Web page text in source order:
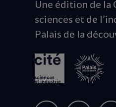
Animation
du
logo
Une édition de la
sciences et de
Palais de la